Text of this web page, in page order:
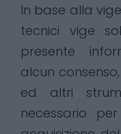
In base alla
tecnici vige
presente
alcun
ed altri
necessario